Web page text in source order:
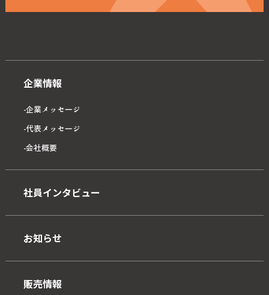
企業情報
企業メッセージ
代表メッセージ
会社概要
社員インタビュー
お知らせ
販売情報